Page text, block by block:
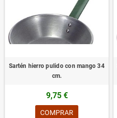
Sartén hierro pulido con mango 34
cm.
9,75 €
COMPRAR